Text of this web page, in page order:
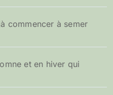
commencer à semer
et en hiver qui